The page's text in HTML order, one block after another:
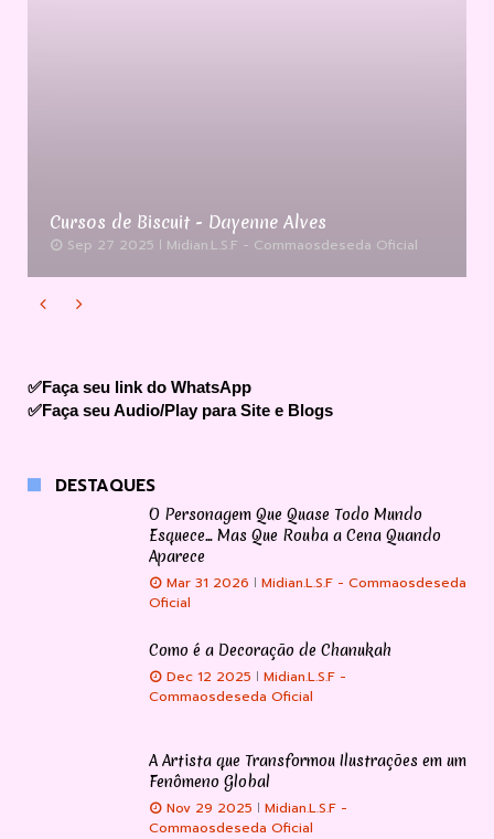
Cursos de Biscuit - Dayenne Alves
Sep 27 2025 Midian.L.S.F - Commaosdeseda Oficial
 
✅Faça seu link do WhatsApp
✅Faça seu Audio/Play para Site e Blogs
DESTAQUES
O Personagem Que Quase Todo Mundo
Esquece... Mas Que Rouba a Cena Quando
Aparece
Mar 31 2026
Midian.L.S.F - Commaosdeseda
Oficial
Como é a Decoração de Chanukah
Dec 12 2025
Midian.L.S.F -
Commaosdeseda Oficial
A Artista que Transformou Ilustrações em um
Fenômeno Global
Nov 29 2025
Midian.L.S.F -
Commaosdeseda Oficial